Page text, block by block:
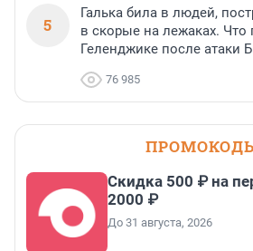
5
Галька била в людей,
в скорые на лежаках. Что
Геленджике после атаки
76 985
Скидка 500 ₽ на
2000 ₽
До 31 августа, 2026